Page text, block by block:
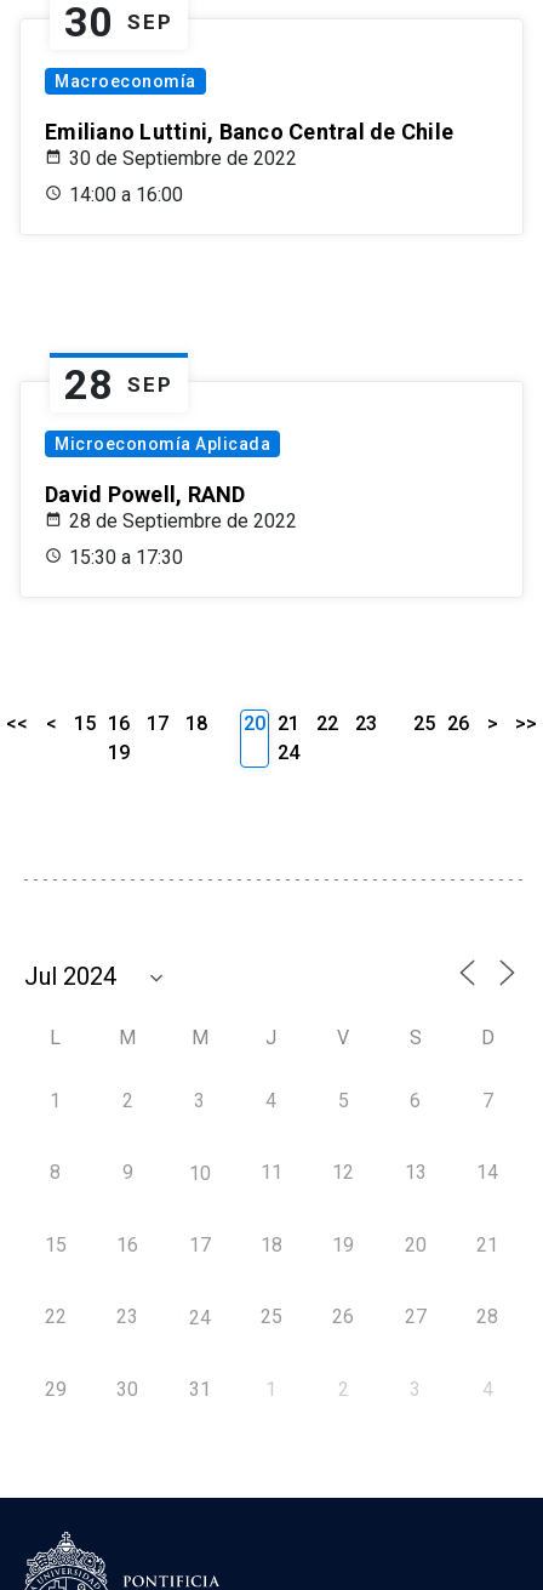
30 SEP
Macroeconomía
Emiliano Luttini, Banco Central de Chile
30 de Septiembre de 2022
14:00 a 16:00
28 SEP
Microeconomía Aplicada
David Powell, RAND
28 de Septiembre de 2022
15:30 a 17:30
<< < 15 16 17
18
19
20 21 22
23
24
25 26 > >>
L M M J V S D
1 2 3 4 5 6 7
8 9 10 11 12 13 14
15 16 17 18 19 20 21
22 23 24 25 26 27 28
29 30 31 1 2 3 4